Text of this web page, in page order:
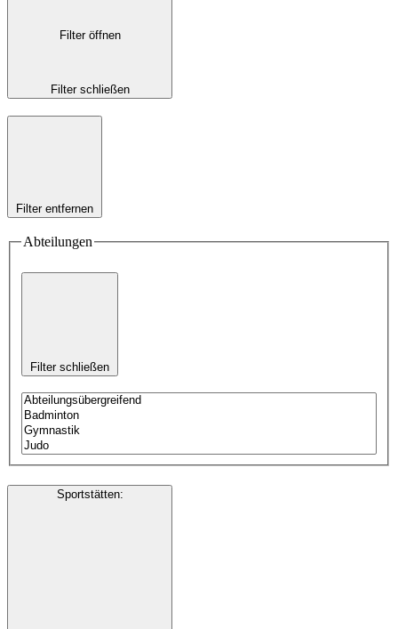
Filter öffnen
Filter schließen
Filter entfernen
Abteilungen
Filter schließen
Sportstätten: